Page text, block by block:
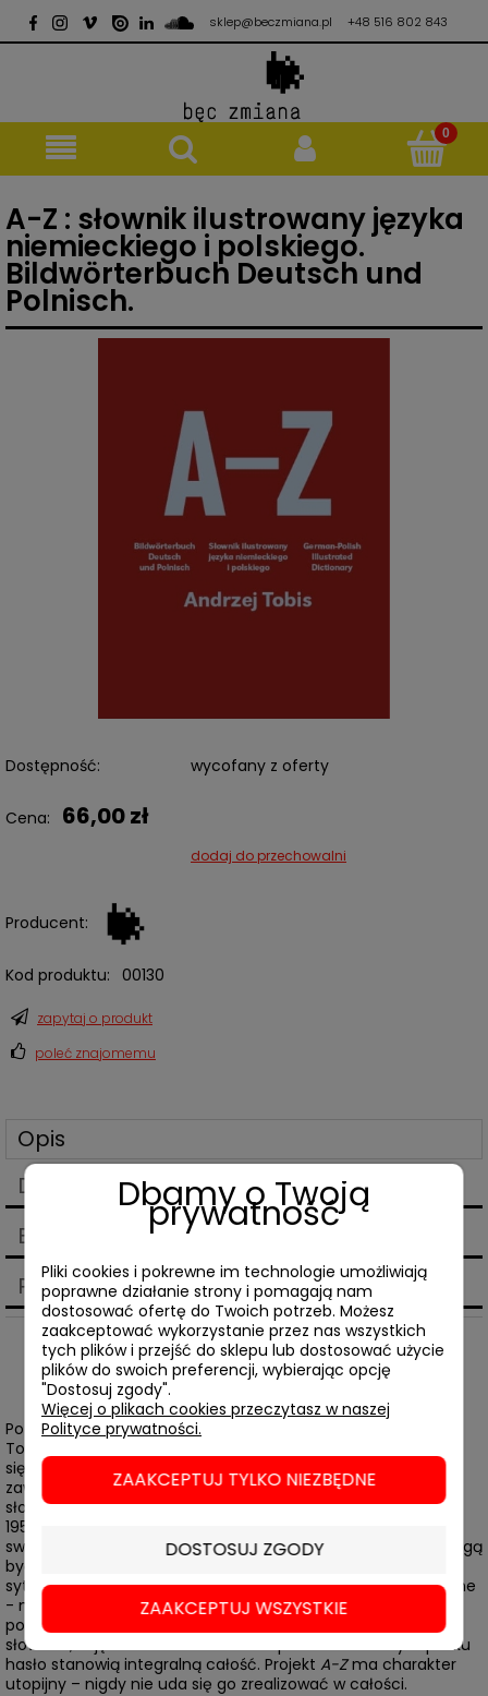
sklep@beczmiana.pl +48 516 802 843
A-Z : słownik ilustrowany języka
niemieckiego i polskiego.
Bildwörterbuch Deutsch und
Polnisch.
Dostępność: wycofany z oferty
Cena: 66,00 zł
dodaj do przechowalni
Producent:
Kod produktu: 00130
zapytaj o produkt
poleć znajomemu
Opis
Dane techniczne
Bezpieczeństwo
Produkty powiązane
NAKŁAD WYCZERPANY
Po siedmiu latach lingwistyczno-wizualnej podróży Andrzeja
Tobisa przez Polskę, zbiór
się w postaci polsko-niemiecko-angielskiej publikacji,
zawierającej 100 fotografii ilustrujących hasła
słownikaBildwörterbuch Deutsch und Polnisch, wydanego w
1954 roku w Niemieckiej Republice Demokratycznej. Tworząc
swój projekt, Tobis przyjął następujące założenia: zdjęcia mogą
być wykonane wyłącznie na terenie Polski; sfotografowane
sytuacje i obiekty nie są aranżowane ani cyfrowo montowane
- muszą być odnalezione; każde hasło w wersji niemieckiej i
polskiej opatrzone jest numerem indeksu z oryginalnego
słownika; zdjęcie oraz umieszczone pod nim na białym pasku
hasło stanowią integralną całość. Projekt A-Zma charakter
utopijny – nigdy nie uda się go zrealizować w całości.
Dbamy o Twoją
prywatność
Pliki cookies i pokrewne im technologie umożliwiają
poprawne działanie strony i pomagają nam
dostosować ofertę do Twoich potrzeb. Możesz
zaakceptować wykorzystanie przez nas wszystkich
tych plików i przejść do sklepu lub dostosować użycie
plików do swoich preferencji, wybierając opcję
"Dostosuj zgody".
Więcej o plikach cookies przeczytasz w naszej
Polityce prywatności.
ZAAKCEPTUJ TYLKO NIEZBĘDNE
DOSTOSUJ ZGODY
ZAAKCEPTUJ WSZYSTKIE